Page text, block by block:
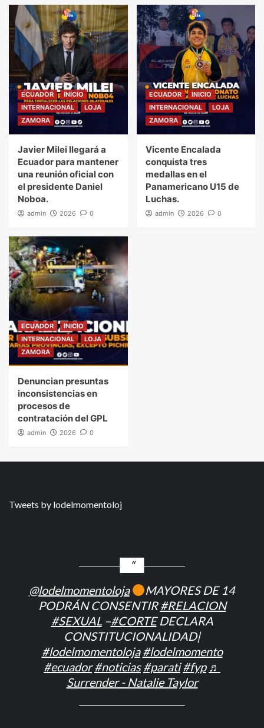
ECUADOR
INICIO
INTERNACIONAL
LOJA
ZAMORA
Javier Milei llegará a
Ecuador para mantener
una reunión oficial con
el presidente Daniel
Noboa.
admin 2026 0
ECUADOR
INICIO
INTERNACIONAL
LOJA
ZAMORA
Vicente Encalada
conquista tres
medallas en el
Panamericano U15 de
Luchas.
admin 2026 0
ECUADOR
INICIO
INTERNACIONAL
LOJA
ZAMORA
Denuncian presuntas
inconsistencias en
procesos de
contratación del GPL
admin 2026 0
Tweets by lodelmomentoloj
@lodelmomentoloja
MAYORES DE 14
PODRÁN CONSENTIR#RELACION
#SEXUAL–#CORTEDECLARA
CONSTITUCIONALIDAD|
#lodelmomentoloja #lodelmomento
#ecuador #noticias #parati #fyp ♬
Surrender - Natalie Taylor